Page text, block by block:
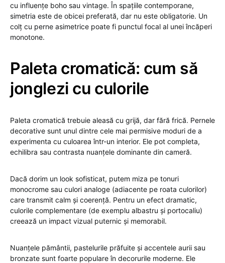
cu influențe boho sau vintage. În spațiile contemporane,
simetria este de obicei preferată, dar nu este obligatorie. Un
colț cu perne asimetrice poate fi punctul focal al unei încăperi
monotone.
Paleta cromatică: cum să
jonglezi cu culorile
Paleta cromatică trebuie aleasă cu grijă, dar fără frică. Pernele
decorative sunt unul dintre cele mai permisive moduri de a
experimenta cu culoarea într-un interior. Ele pot completa,
echilibra sau contrasta nuanțele dominante din cameră.
Dacă dorim un look sofisticat, putem miza pe tonuri
monocrome sau culori analoge (adiacente pe roata culorilor)
care transmit calm și coerență. Pentru un efect dramatic,
culorile complementare (de exemplu albastru și portocaliu)
creează un impact vizual puternic și memorabil.
Nuanțele pământii, pastelurile prăfuite și accentele aurii sau
bronzate sunt foarte populare în decorurile moderne. Ele